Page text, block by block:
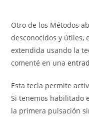
entrada:
Otro de los Métodos
desconocidos y útiles,
extendida usando la
comenté en una
Esta tecla permite
Si tenemos habilitado
la primera pulsación